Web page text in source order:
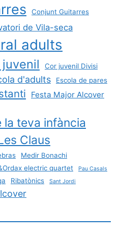
Conjunt Guitarres
de Vila-seca
adults
Cor juvenil Divisi
d'adults Escola de pares
Festa Major Alcover
la teva infància
Claus
Medir Bonachi
electric quartet Pau Casals
Ribatònics Sant Jordi